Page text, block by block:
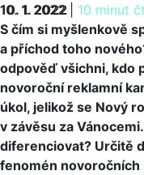
10. 1. 2022 10 minut
10. 1. 2022
S čím si myšlenkově
a příchod toho
odpověď všichni, kdo
novoroční reklamní
úkol, jelikož se Nový
v závěsu za
diferenciovat? Určitě
fenomén